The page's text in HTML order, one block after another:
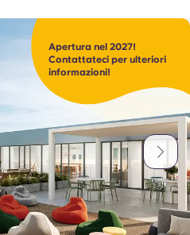
Apertura nel 2027!
Contattateci per ulteriori
informazioni!